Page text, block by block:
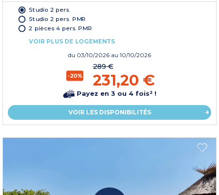
Studio 2 pers.
Studio 2 pers. PMR
2 pièces 4 pers. PMR
VOIR PLUS DE LOGEMENTS
du 03/10/2026 au 10/10/2026
-20%
289 €
231,20 €
Payez en 3 ou 4 fois² !
VOIR LES DISPONIBILITÉS